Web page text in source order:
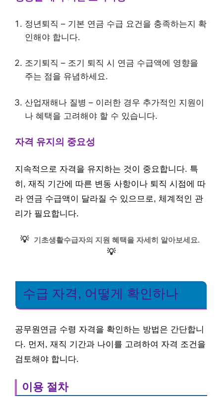
정년퇴직 – 기본 연금 수급 요건을 충족하는지 확
인해야 합니다.
조기퇴직 – 조기 퇴직 시 연금 수급액에 영향을
주는 점을 유념하세요.
산업재해나 질병 – 이러한 경우 추가적인 지원이
나 혜택을 고려해야 할 수 있습니다.
자격 유지의 중요성
지속적으로 자격을 유지하는 것이 중요합니다. 특
히, 재직 기간에 따른 변동 사항이나 퇴직 시점에 따
라 연금 수급액이 달라질 수 있으므로, 체계적인 관
리가 필요합니다.
💡 기초생활수급자의 지원 혜택을 자세히 알아보세요.
💡
수급 자격, 어떻게 확인하나
공무원연금 수령 자격을 확인하는 방법은 간단합니
다. 먼저, 재직 기간과 나이를 고려하여 자격 조건을
검토해야 합니다.
이용 절차